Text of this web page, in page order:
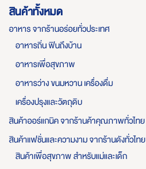
สินค้าทั้งหมด
อาหาร จากร้านอร่อยทั่วประเทศ
อาหารถิ่น ฟินถึงบ้าน
อาหารเพื่อสุขภาพ
อาหารว่าง ขนมหวาน เครื่องดื่ม
เครื่องปรุงและวัตถุดิบ
สินค้าออร์แกนิค จากร้านค้าคุณภาพทั่วไทย
สินค้าแฟชั่นและความงาม จากร้านดังทั่วไทย
สินค้าเพื่อสุขภาพ สำหรับแม่และเด็ก